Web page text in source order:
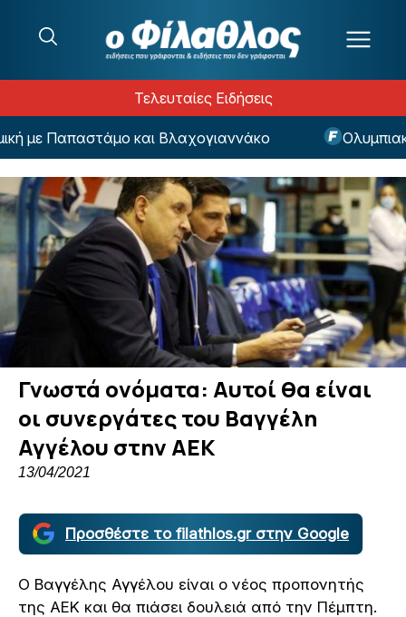
Τελευταίες Ειδήσεις
με Παπαστάμο και Βλαχογιαννάκο
Γνωστά ονόματα: Αυτοί θα είναι
οι συνεργάτες του Βαγγέλη
Αγγέλου στην ΑΕΚ
13/04/2021
Προσθέστε το filathlos.gr στην Google
Ο Βαγγέλης Αγγέλου είναι ο νέος προπονητής
της ΑΕΚ και θα πιάσει δουλειά από την Πέμπτη.